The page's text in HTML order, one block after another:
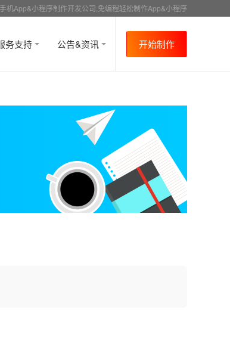
机App&小程序制作开发公司,免编程轻松制作App&小程序
务支持 公告&资讯 开始制作